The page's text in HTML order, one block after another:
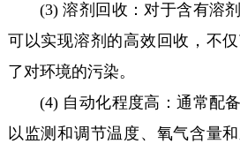
(3) 溶剂回收：对于含有溶剂
可以实现溶剂的高效回收，不
了对环境的污染。
(4) 自动化程度高：通常配备
以监测和调节温度、氧气含量